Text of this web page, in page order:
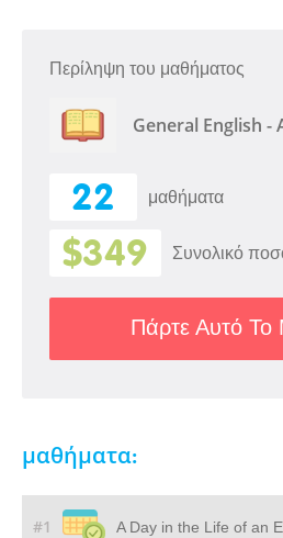
Περίληψη του μαθήματος
General English -
22 μαθήματα
$349 Συνολικό
Πάρτε Αυτό
μαθήματα:
#1 A Day in the Life of an